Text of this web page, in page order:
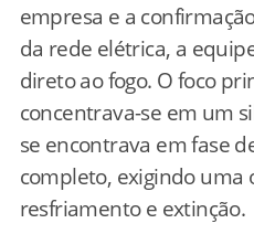
empresa e a
da rede elétrica, a
direto ao fogo. O foco
concentrava-se em um
se encontrava em fase
completo, exigindo uma
resfriamento e extinção.